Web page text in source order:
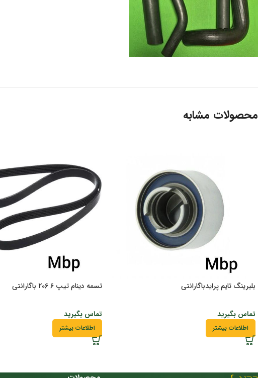
محصولات مشابه
بلبرینگ تایم پرایدباگارانتی
تماس بگیرید
اطلاعات بیشتر
تسمه دینام تیپ 6 206 باگارانتی
تماس بگیرید
اطلاعات بیشتر